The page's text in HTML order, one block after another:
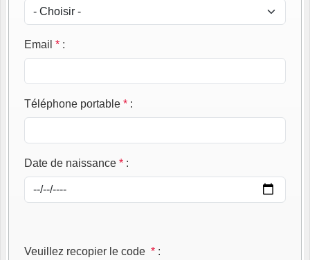
Email * :
Téléphone portable * :
Date de naissance * :
Veuillez recopier le code * :